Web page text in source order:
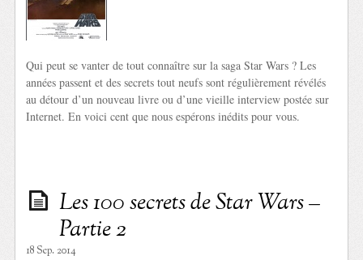
Qui peut se vanter de tout connaître sur la saga Star Wars ? Les
années passent et des secrets tout neufs sont régulièrement révélés
au détour d’un nouveau livre ou d’une vieille interview postée sur
Internet. En voici cent que nous espérons inédits pour vous.
Les 100 secrets de Star Wars –
Partie 2
18 Sep. 2014